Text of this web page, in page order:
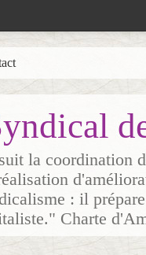
la coordination
: il
Charte